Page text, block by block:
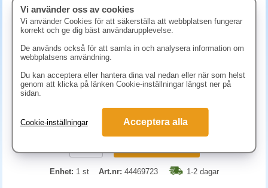
2595 kr (inkl. moms)
Enhet: 1 st Art.nr: 44469723 1-2 dagar
Vi använder oss av cookies
Vi använder Cookies för att säkerställa att webbplatsen fungerar
korrekt och ge dig bäst användarupplevelse.
De används också för att samla in och analysera information om
webbplatsens användning.
Du kan acceptera eller hantera dina val nedan eller när som helst
genom att klicka på länken Cookie-inställningar längst ner på
sidan.
Cookie-inställningar Acceptera alla